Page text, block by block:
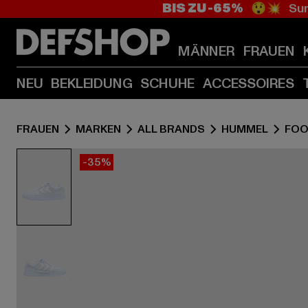
BIS ZU -65% 😲💥
MÄNNER FRAUEN
NEU BEKLEIDUNG SCHUHE ACCESSOIRES
FRAUEN MARKEN ALL BRANDS HUMMEL
-35%